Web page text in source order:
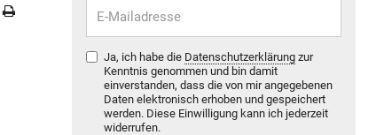
Ja, ich habe die Datenschutzerklärung zur
Kenntnis genommen und bin damit
einverstanden, dass die von mir angegebenen
Daten elektronisch erhoben und gespeichert
werden. Diese Einwilligung kann ich jederzeit
widerrufen.